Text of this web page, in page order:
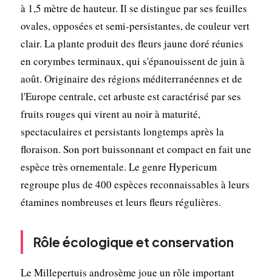
à 1,5 mètre de hauteur. Il se distingue par ses feuilles
ovales, opposées et semi-persistantes, de couleur vert
clair. La plante produit des fleurs jaune doré réunies
en corymbes terminaux, qui s'épanouissent de juin à
août. Originaire des régions méditerranéennes et de
l'Europe centrale, cet arbuste est caractérisé par ses
fruits rouges qui virent au noir à maturité,
spectaculaires et persistants longtemps après la
floraison. Son port buissonnant et compact en fait une
espèce très ornementale. Le genre Hypericum
regroupe plus de 400 espèces reconnaissables à leurs
étamines nombreuses et leurs fleurs régulières.
Rôle écologique et conservation
Le Millepertuis androsème joue un rôle important